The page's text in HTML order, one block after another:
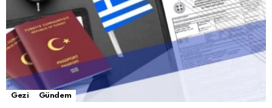
Gezi Gündem